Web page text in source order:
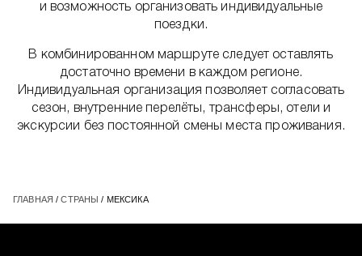
и возможность организовать индивидуальные
поездки.
В комбинированном маршруте следует оставлять
достаточно времени в каждом регионе.
Индивидуальная организация позволяет согласовать
сезон, внутренние перелёты, трансферы, отели и
экскурсии без постоянной смены места проживания.
ГЛАВНАЯ /СТРАНЫ / МЕКСИКА